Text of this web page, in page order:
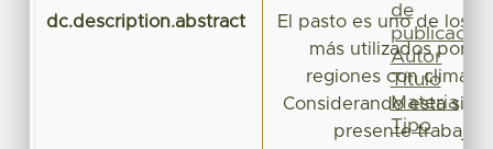
dc.description.abstract
El pasto es uno de los
más utilizados por
regiones con climas
Considerando esta
presente trabajo
de
publicación
Autor
Título
Materia
Tipo